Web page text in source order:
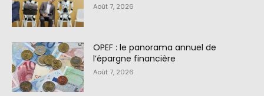
Août 7, 2026
OPEF : le panorama annuel de
l’épargne financière
Août 7, 2026